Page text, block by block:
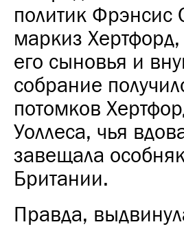
политик
маркиз
его сыновья и
собрание
потомков
Уоллеса, чья
завещала
Британии.
Правда,